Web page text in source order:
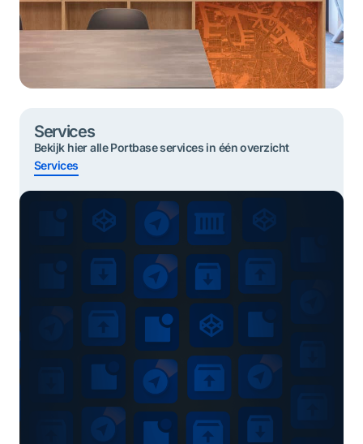
Services
Bekijk hier alle Portbase services in één overzicht
Services